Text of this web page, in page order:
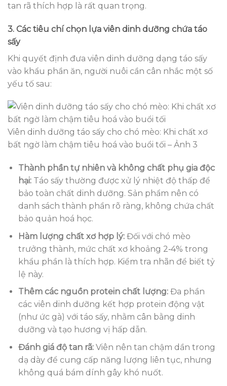
tan rã thích hợp là rất quan trọng.
3. Các tiêu chí chọn lựa viên dinh dưỡng chứa táo
sấy
Khi quyết định đưa viên dinh dưỡng dạng táo sấy
vào khẩu phần ăn, người nuôi cần cân nhắc một số
yếu tố sau:
Viên dinh dưỡng táo sấy cho chó mèo: Khi chất xơ
bất ngờ làm chậm tiêu hoá vào buổi tối – Ảnh 3
Thành phần tự nhiên và không chất phụ gia độc
hại:Táo sấy thường được xử lý nhiệt độ thấp để
bảo toàn chất dinh dưỡng. Sản phẩm nên có
danh sách thành phần rõ ràng, không chứa chất
bảo quản hoá học.
Hàm lượng chất xơ hợp lý:Đối với chó mèo
trưởng thành, mức chất xơ khoảng 2‑4% trong
khẩu phần là thích hợp. Kiểm tra nhãn để biết tỷ
lệ này.
Thêm các nguồn protein chất lượng:Đa phần
các viên dinh dưỡng kết hợp protein động vật
(như ức gà) với táo sấy, nhằm cân bằng dinh
dưỡng và tạo hương vị hấp dẫn.
Đánh giá độ tan rã:Viên nên tan chậm dần trong
dạ dày để cung cấp năng lượng liên tục, nhưng
không quá bám dính gây khó nuốt.